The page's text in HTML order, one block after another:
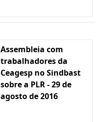
Assembleia com
trabalhadores da
Ceagesp no Sindbast
sobre a PLR - 29 de
agosto de 2016